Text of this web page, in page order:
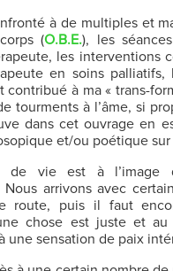
à de multiples et
(O.B.E.), les
les interventions
en soins
contribué à ma « trans-
tourments à l’âme, si
dans cet ouvrage en
et/ou poétique sur
de vie est à l’image
arrivons avec
route, puis il faut
chose est juste et
une sensation de paix